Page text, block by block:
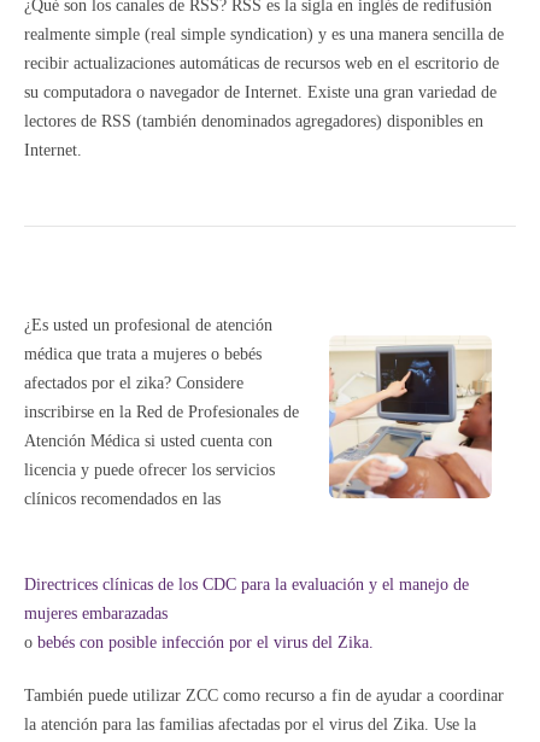
¿Qué son los canales de RSS? RSS es la sigla en inglés de redifusión
realmente simple (real simple syndication) y es una manera sencilla de
recibir actualizaciones automáticas de recursos web en el escritorio de
su computadora o navegador de Internet. Existe una gran variedad de
lectores de RSS (también denominados agregadores) disponibles en
Internet.
¿Es usted un profesional de atención
médica que trata a mujeres o bebés
afectados por el zika? Considere
inscribirse en la Red de Profesionales de
Atención Médica si usted cuenta con
licencia y puede ofrecer los servicios
clínicos recomendados en las
Directrices clínicas de los CDC para la evaluación y el manejo de
mujeres embarazadas
o bebés con posible infección por el virus del Zika.
También puede utilizar ZCC como recurso a fin de ayudar a coordinar
la atención para las familias afectadas por el virus del Zika. Use la